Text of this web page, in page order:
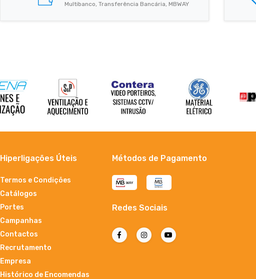
Multibanco, Transferência Bancária, MBWAY
Hiperligações Úteis
Termos e Condições
Catálogos
Portes
Campanhas
Contactos
Recrutamento
Empresa
Histórico de Encomendas
Métodos de Pagamento
Redes Sociais